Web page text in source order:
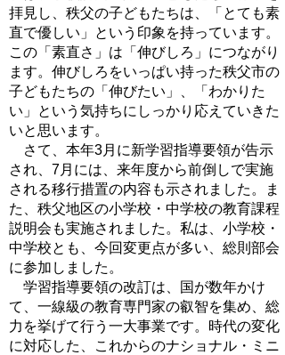
拝見し、秩父の子どもたちは、「とても素
直で優しい」という印象を持っています。
この「素直さ」は「伸びしろ」につながり
ます。伸びしろをいっぱい持った秩父市の
子どもたちの「伸びたい」、「わかりた
い」という気持ちにしっかり応えていきた
いと思います。
さて、本年3月に新学習指導要領が告示
され、7月には、来年度から前倒しで実施
される移行措置の内容も示されました。ま
た、秩父地区の小学校・中学校の教育課程
説明会も実施されました。私は、小学校・
中学校とも、今回変更点が多い、総則部会
に参加しました。
学習指導要領の改訂は、国が数年かけ
て、一線級の教育専門家の叡智を集め、総
力を挙げて行う一大事業です。時代の変化
に対応した、これからのナショナル・ミニ